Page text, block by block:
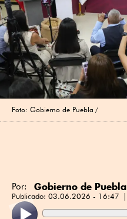
Foto: Gobierno de Puebla
Por: Gobierno de Puebla
Publicado: 03.06.2026 - 16:47